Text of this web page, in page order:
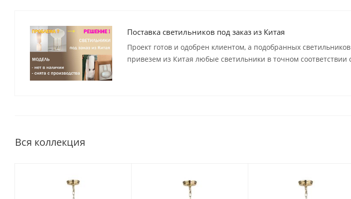
Поставка светильников под заказ из Китая
Проект готов и одобрен клиентом, а подобранных
привезем из Китая любые светильники в точном соответствии
Вся коллекция